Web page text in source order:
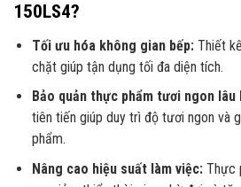
150LS4?
Tối ưu hóa không gian bếp:Thiết
chặt giúp tận dụng tối đa diện tích.
Bảo quản thực phẩm tươi ngon lâu
tiên tiến giúp duy trì độ tươi ngon và
phẩm.
Nâng cao hiệu suất làm việc:Thực